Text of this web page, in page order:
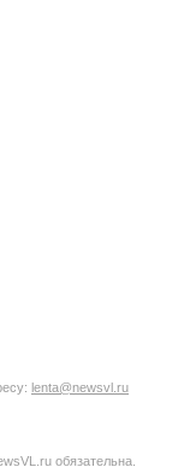
lenta@newsvl.ru
обязательна.